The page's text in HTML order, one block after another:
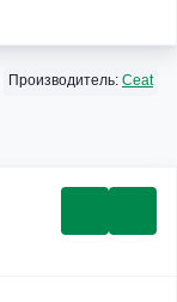
Производитель: Ceat